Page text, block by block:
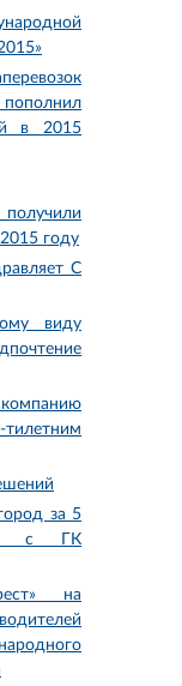
в 2015
году
С
виду
за 5
с ГК
на